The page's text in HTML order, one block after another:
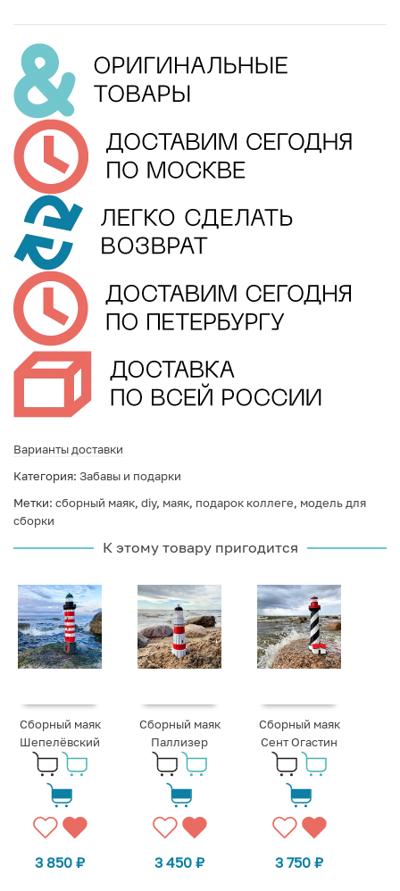
Варианты доставки
Категория: Забавы и подарки
Метки: сборный маяк, diy, маяк, подарок коллеге, модель для
сборки
К этому товару пригодится
Сборный маяк
Шепелёвский
3 850₽
Сборный маяк
Паллизер
3 450₽
Сборный маяк
Сент Огастин
3 750₽